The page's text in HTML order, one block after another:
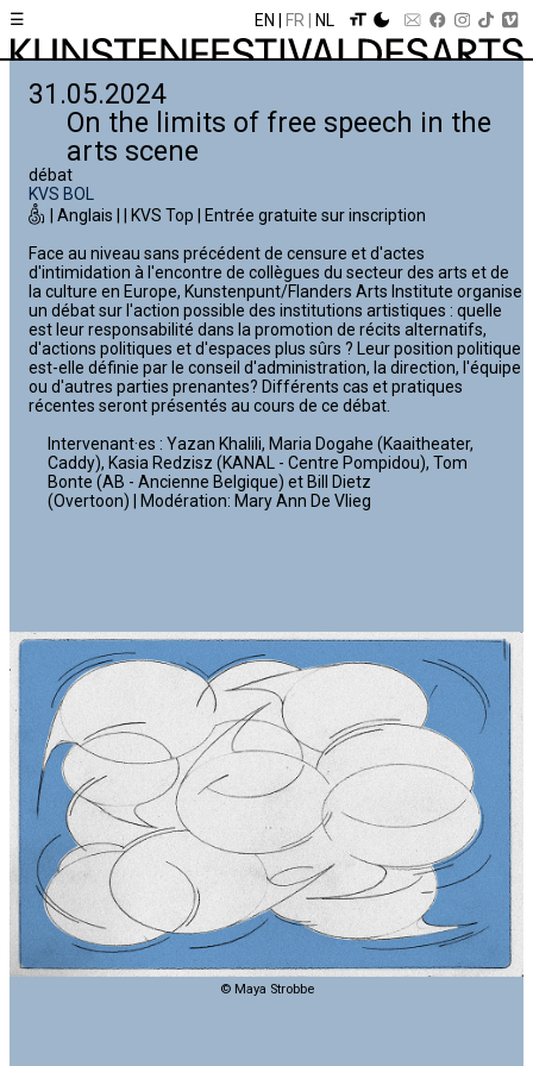
☰ EN FR NL
31.05.2024
On the limits of free speech in the
arts scene
débat
KVS BOL
| Anglais | | KVS Top | Entrée gratuite sur inscription
Face au niveau sans précédent de censure et d'actes
d'intimidation à l'encontre de collègues du secteur des arts et de
la culture en Europe, Kunstenpunt/Flanders Arts Institute organise
un débat sur l'action possible des institutions artistiques : quelle
est leur responsabilité dans la promotion de récits alternatifs,
d'actions politiques et d'espaces plus sûrs ? Leur position politique
est-elle définie par le conseil d'administration, la direction, l'équipe
ou d'autres parties prenantes? Différents cas et pratiques
récentes seront présentés au cours de ce débat.
Intervenant·es : Yazan Khalili, Maria Dogahe (Kaaitheater,
Caddy), Kasia Redzisz (KANAL - Centre Pompidou), Tom
Bonte (AB - Ancienne Belgique) et Bill Dietz
(Overtoon) | Modération: Mary Ann De Vlieg
© Maya Strobbe